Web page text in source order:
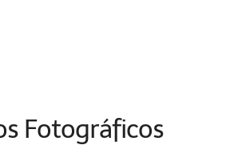
Fotográficos